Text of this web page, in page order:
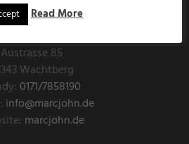
MARCJOHN.DE
Austrasse 85
Wachtberg
0171/7858190
info@marcjohn.de
marcjohn.de
Read More